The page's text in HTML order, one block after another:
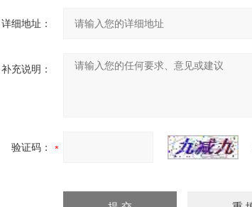
详细地址：
补充说明：
验证码：